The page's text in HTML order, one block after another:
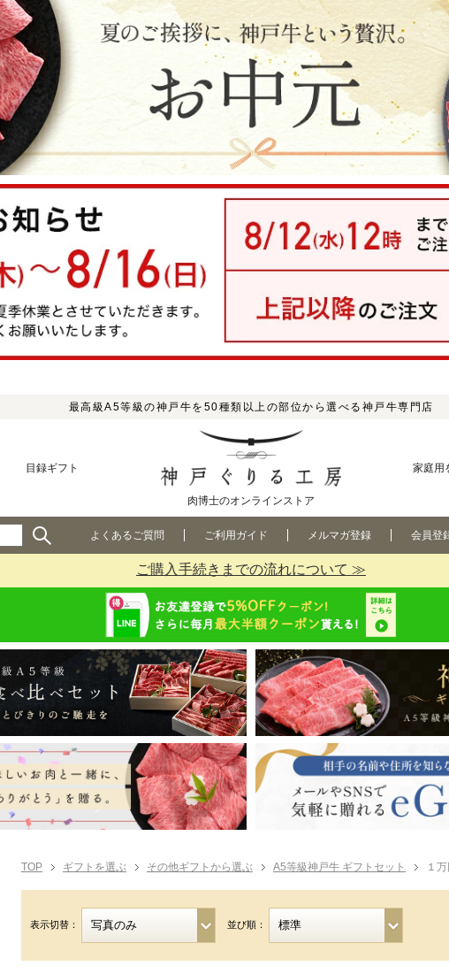
最高級A5等級の神戸牛を50種類以上の部位から選べる神戸牛専門店
目録ギフト
肉博士のオンラインストア
家庭用
よくあるご質問 ご利用ガイド メルマガ登録 会員登
ご購入手続きまでの流れについて ≫
TOP ギフトを選ぶ その他ギフトから選ぶ A5等級神戸牛 ギフトセット １
表示切替： 並び順：